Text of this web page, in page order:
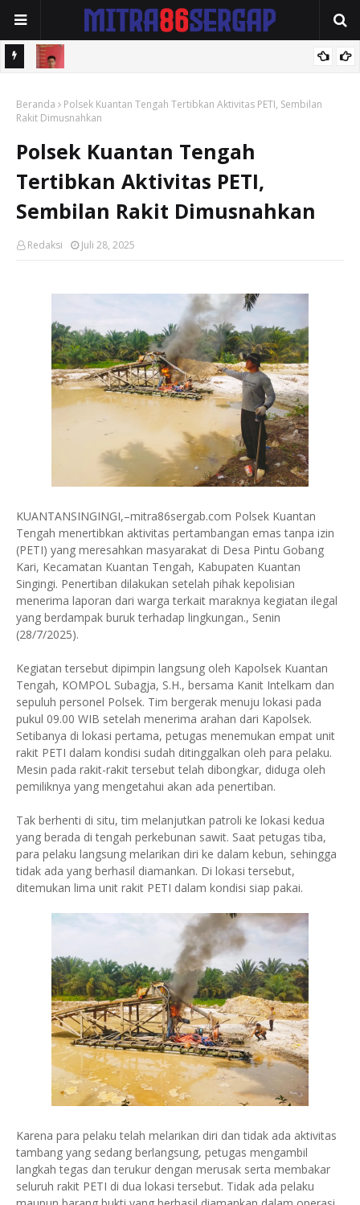
Pelaku Pembobolan Ruko dan Curanmor Ditangkap Polsek Binjai
Beranda
Polsek Kuantan Tengah Tertibkan Aktivitas PETI, Sembilan
Rakit Dimusnahkan
Polsek Kuantan Tengah
Tertibkan Aktivitas PETI,
Sembilan Rakit Dimusnahkan
Redaksi Juli 28, 2025
KUANTANSINGINGI,–mitra86sergab.com Polsek Kuantan
Tengah menertibkan aktivitas pertambangan emas tanpa izin
(PETI) yang meresahkan masyarakat di Desa Pintu Gobang
Kari, Kecamatan Kuantan Tengah, Kabupaten Kuantan
Singingi. Penertiban dilakukan setelah pihak kepolisian
menerima laporan dari warga terkait maraknya kegiatan ilegal
yang berdampak buruk terhadap lingkungan., Senin
(28/7/2025).
Kegiatan tersebut dipimpin langsung oleh Kapolsek Kuantan
Tengah, KOMPOL Subagja, S.H., bersama Kanit Intelkam dan
sepuluh personel Polsek. Tim bergerak menuju lokasi pada
pukul 09.00 WIB setelah menerima arahan dari Kapolsek.
Setibanya di lokasi pertama, petugas menemukan empat unit
rakit PETI dalam kondisi sudah ditinggalkan oleh para pelaku.
Mesin pada rakit-rakit tersebut telah dibongkar, diduga oleh
pemiliknya yang mengetahui akan ada penertiban.
Tak berhenti di situ, tim melanjutkan patroli ke lokasi kedua
yang berada di tengah perkebunan sawit. Saat petugas tiba,
para pelaku langsung melarikan diri ke dalam kebun, sehingga
tidak ada yang berhasil diamankan. Di lokasi tersebut,
ditemukan lima unit rakit PETI dalam kondisi siap pakai.
Karena para pelaku telah melarikan diri dan tidak ada aktivitas
tambang yang sedang berlangsung, petugas mengambil
langkah tegas dan terukur dengan merusak serta membakar
seluruh rakit PETI di dua lokasi tersebut. Tidak ada pelaku